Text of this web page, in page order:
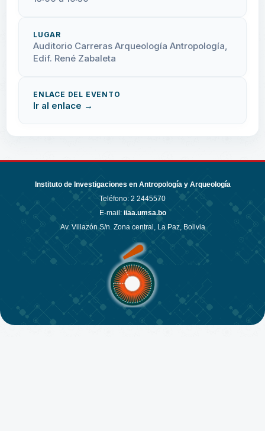
LUGAR
Auditorio Carreras Arqueología Antropología,
Edif. René Zabaleta
ENLACE DEL EVENTO
Ir al enlace →
Instituto de Investigaciones en Antropología y Arqueología
Teléfono: 2 2445570
E-mail: iiaa.umsa.bo
Av. Villazón S/n. Zona central, La Paz, Bolivia